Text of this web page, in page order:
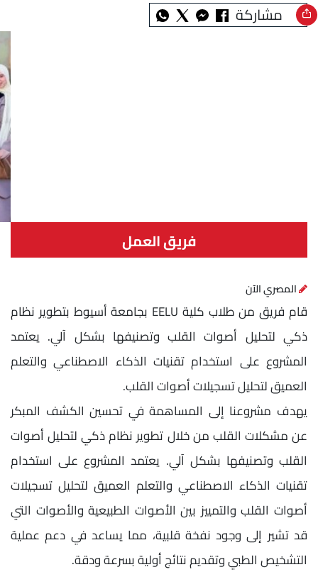
مشاركة
فريق العمل
المصري الآن
قام فريق من طلاب كلية EELU بجامعة أسيوط بتطوير نظام
ذكي لتحليل أصوات القلب وتصنيفها بشكل آلي. يعتمد
المشروع على استخدام تقنيات الذكاء الاصطناعي والتعلم
العميق لتحليل تسجيلات أصوات القلب.
يهدف مشروعنا إلى المساهمة في تحسين الكشف المبكر
عن مشكلات القلب من خلال تطوير نظام ذكي لتحليل أصوات
القلب وتصنيفها بشكل آلي. يعتمد المشروع على استخدام
تقنيات الذكاء الاصطناعي والتعلم العميق لتحليل تسجيلات
أصوات القلب والتمييز بين الأصوات الطبيعية والأصوات التي
قد تشير إلى وجود نفخة قلبية، مما يساعد في دعم عملية
التشخيص الطبي وتقديم نتائج أولية بسرعة ودقة.